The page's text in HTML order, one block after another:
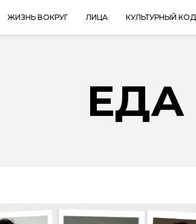
ЖИЗНЬ ВОКРУГ ЛИЦА КУЛЬТУРНЫЙ КОД
ЕДА